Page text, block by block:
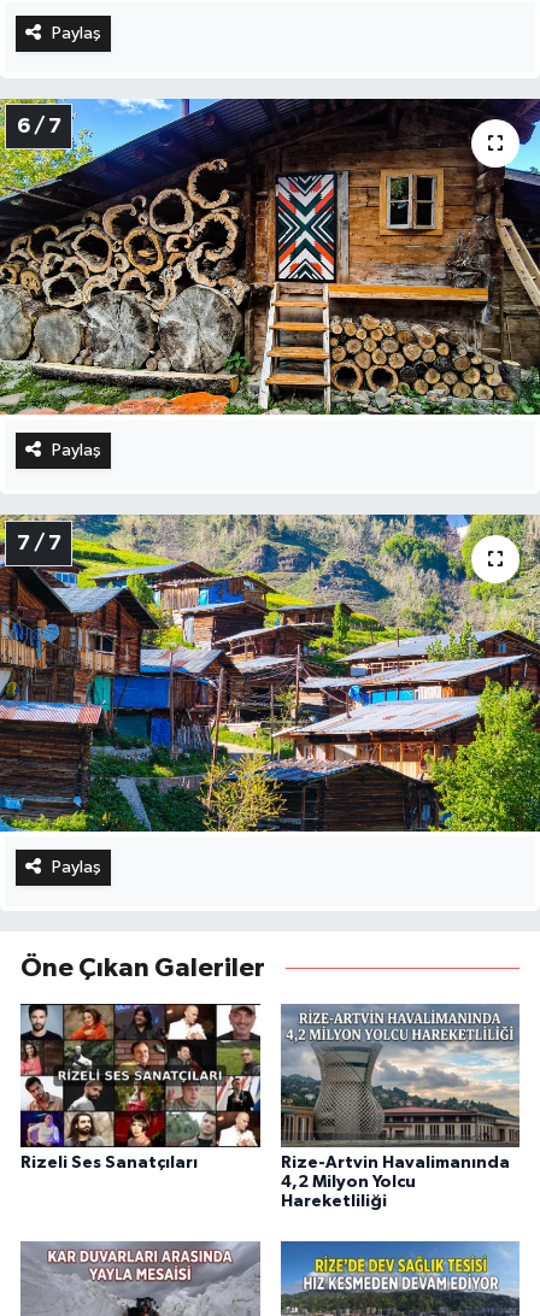
Paylaş
6 / 7
Paylaş
7 / 7
Paylaş
Öne Çıkan Galeriler
Rizeli Ses Sanatçıları
Rize-Artvin Havalimanında
4,2 Milyon Yolcu
Hareketliliği